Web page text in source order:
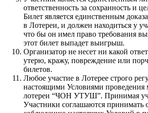
ответственность за сохранность и
Билет является единственным
в Лотереи, и должен находиться у
что бы он имел право требования
этот билет выпадет выигрыш.
Организатор не несет ни какой
утерю, кражу, повреждение или
билетов.
Любое участие в Лотерее строго
настоящими Условиями проведения
лотереи “ЧОН УТУШ”. Принимая
Участники соглашаются принимать